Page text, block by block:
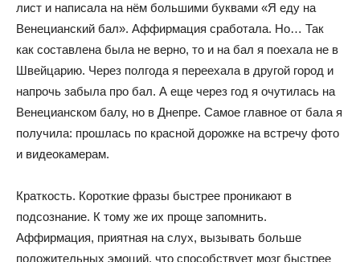
лист и написала на нём большими буквами «Я еду на
Венецианский бал». Аффирмация сработала. Но… Так
как составлена была не верно, то и на бал я поехала не в
Швейцарию. Через полгода я переехала в другой город и
напрочь забыла про бал. А еще через год я очутилась на
Венецианском балу, но в Днепре. Самое главное от бала я
получила: прошлась по красной дорожке на встречу фото
и видеокамерам.
Краткость. Короткие фразы быстрее проникают в
подсознание. К тому же их проще запомнить.
Аффирмация, приятная на слух, вызывать больше
положительных эмоций, что способствует мозг быстрее